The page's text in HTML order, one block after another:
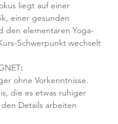
liegt auf einer
einer gesunden
den elementaren Yoga-
Schwerpunkt wechselt
:
ohne Vorkenntnisse.
die es etwas ruhiger
Details arbeiten